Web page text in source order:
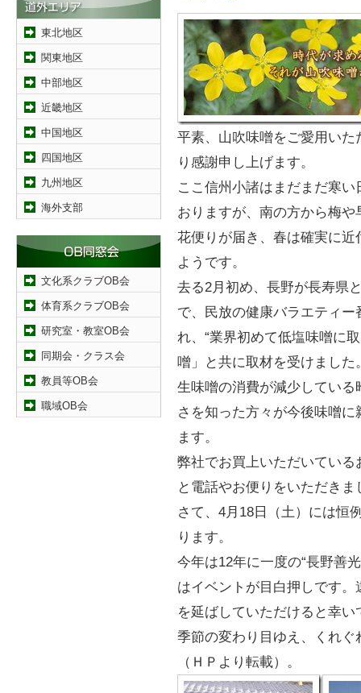
東北地区
関東地区
中部地区
近畿地区
中国地区
四国地区
九州地区
海外支部
文化系クラブOB会
体育系クラブOB会
研究室・教室OB会
同期会・クラス会
教員等OB会
職域OB会
平素、山吹味噌をご愛用いた
り感謝申し上げます。
ここ信州小諸はまだまだ寒い
おりますが、南の方から梅や
花便りが届き、春は確実に近
ようです。
去る2月初め、長野が長寿県
で、民放の健康バラエティ
れ、“業界初めて低塩味噌に
噌」と共に取材を受けました
生味噌の消費が減少してい
さを知った方々が今後味噌
ます。
弊社でお買上いただいてい
と電話やお便りをいただき
さて、4月18日（土）には恒
ります。
今年は12年に一度の“長野善
はイベントが目白押しです
を延ばしていただけると幸い
季節の変わり目ゆえ、くれ
（ＨＰより転載）。